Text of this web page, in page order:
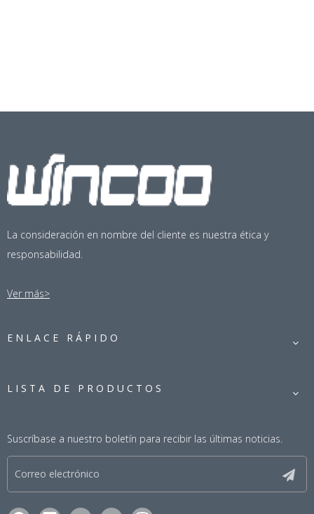
La consideración en nombre del cliente es nuestra ética y
responsabilidad.
Ver más>
ENLACE RÁPIDO
LISTA DE PRODUCTOS
Suscríbase a nuestro boletín para recibir las últimas noticias.